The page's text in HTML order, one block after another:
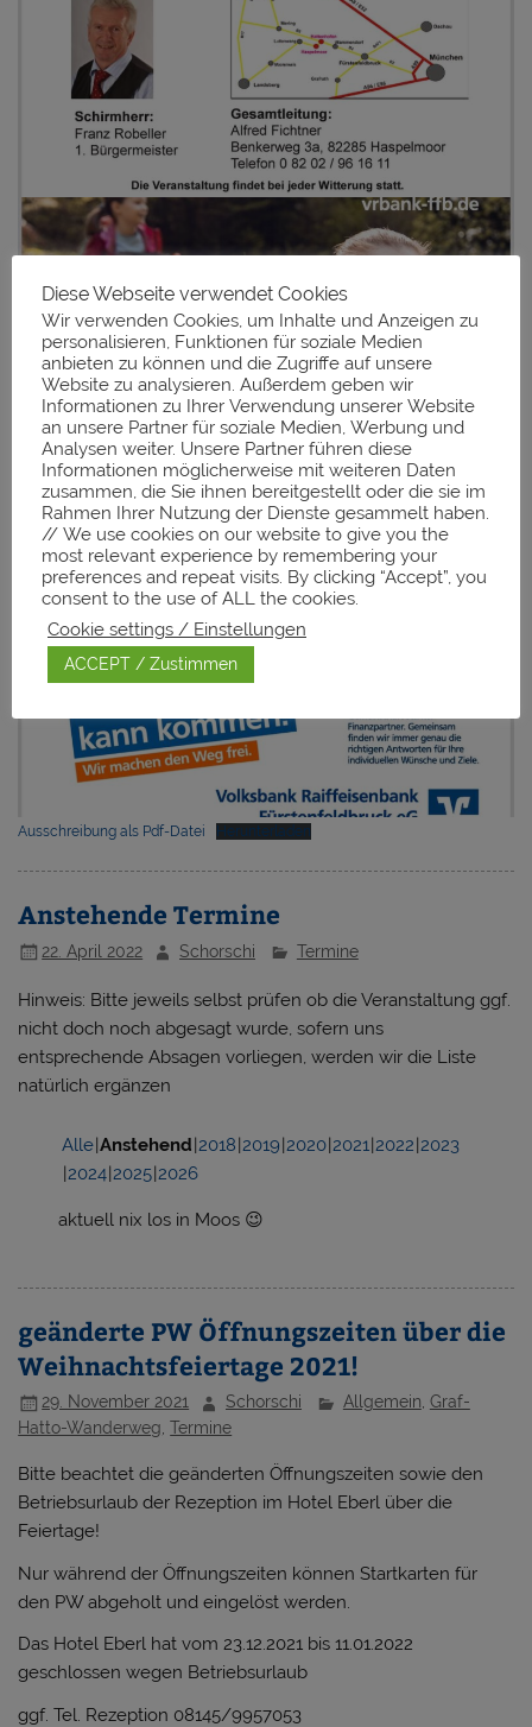
Ausschreibung als Pdf-Datei Herunterladen
Anstehende Termine
22. April 2022 Schorschi Termine
Hinweis: Bitte jeweils selbst prüfen ob die Veranstaltung ggf.
nicht doch noch abgesagt wurde, sofern uns
entsprechende Absagen vorliegen, werden wir die Liste
natürlich ergänzen
Alle Anstehend 2018 2019 2020 2021 2022 2023
2024 2025 2026
aktuell nix los in Moos 😉
geänderte PW Öffnungszeiten über die
Weihnachtsfeiertage 2021!
29. November 2021 Schorschi Allgemein, Graf-
Hatto-Wanderweg ,Termine
Bitte beachtet die geänderten Öffnungszeiten sowie den
Betriebsurlaub der Rezeption im Hotel Eberl über die
Feiertage!
Nur während der Öffnungszeiten können Startkarten für
den PW abgeholt und eingelöst werden.
Das Hotel Eberl hat vom 23.12.2021 bis 11.01.2022
geschlossen wegen Betriebsurlaub
ggf. Tel. Rezeption 08145/9957053
Diese Webseite verwendet Cookies
Wir verwenden Cookies, um Inhalte und Anzeigen zu
personalisieren, Funktionen für soziale Medien
anbieten zu können und die Zugriffe auf unsere
Website zu analysieren. Außerdem geben wir
Informationen zu Ihrer Verwendung unserer Website
an unsere Partner für soziale Medien, Werbung und
Analysen weiter. Unsere Partner führen diese
Informationen möglicherweise mit weiteren Daten
zusammen, die Sie ihnen bereitgestellt oder die sie im
Rahmen Ihrer Nutzung der Dienste gesammelt haben.
// We use cookies on our website to give you the
most relevant experience by remembering your
preferences and repeat visits. By clicking “Accept”, you
consent to the use of ALL the cookies.
Cookie settings / Einstellungen
ACCEPT / Zustimmen